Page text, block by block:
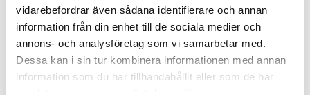
vidarebefordrar även sådana identifierare och annan
information från din enhet till de sociala medier och
annons- och analysföretag som vi samarbetar med.
Dessa kan i sin tur kombinera informationen med annan
information som du har tillhandahållit eller som de har